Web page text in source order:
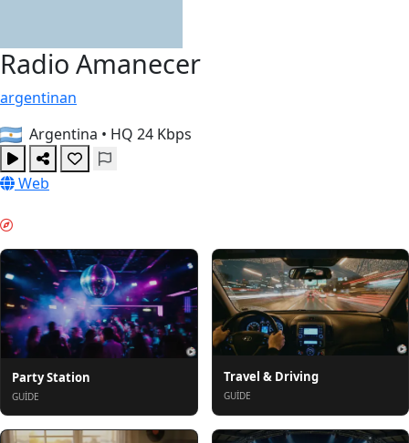
Radio Amanecer
argentinan
Argentina • HQ 24 Kbps
Web
Party Station
GUIDE
Travel & Driving
GUIDE